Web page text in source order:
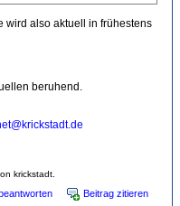
wird also aktuell in frühestens
beruhend.
krickstadt.
Beitrag zitieren